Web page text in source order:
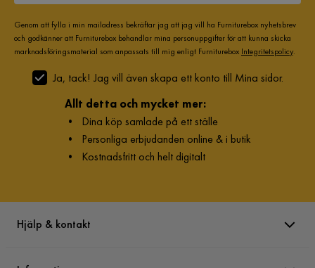
Genom att fylla i min mailadress bekräftar jag att jag vill ha Furniturebox nyhetsbrev
och godkänner att Furniturebox behandlar mina personuppgifter för att kunna skicka
marknadsföringsmaterial som anpassats till mig enligt Furniturebox Integritetspolicy.
Ja, tack! Jag vill även skapa ett konto till Mina sidor.
Allt detta och mycket mer:
• Dina köp samlade på ett ställe
• Personliga erbjudanden online & i butik
• Kostnadsfritt och helt digitalt
Hjälp & kontakt